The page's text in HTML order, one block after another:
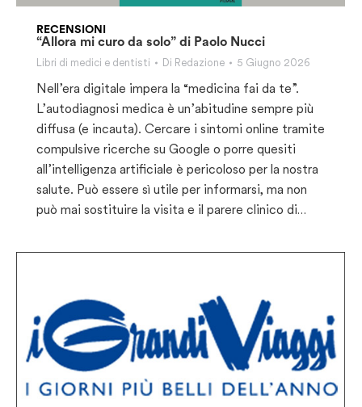
RECENSIONI
“Allora mi curo da solo” di Paolo Nucci
Libri di medici e dentisti Di Redazione 5 Giugno 2026
Nell’era digitale impera la “medicina fai da te”.
L’autodiagnosi medica è un’abitudine sempre più
diffusa (e incauta). Cercare i sintomi online tramite
compulsive ricerche su Google o porre quesiti
all’intelligenza artificiale è pericoloso per la nostra
salute. Può essere sì utile per informarsi, ma non
può mai sostituire la visita e il parere clinico di…